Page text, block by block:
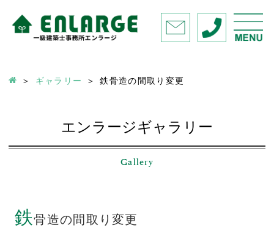
ギャラリー 鉄骨造の間取り変更
エンラージギャラリー
Gallery
鉄骨造の間取り変更